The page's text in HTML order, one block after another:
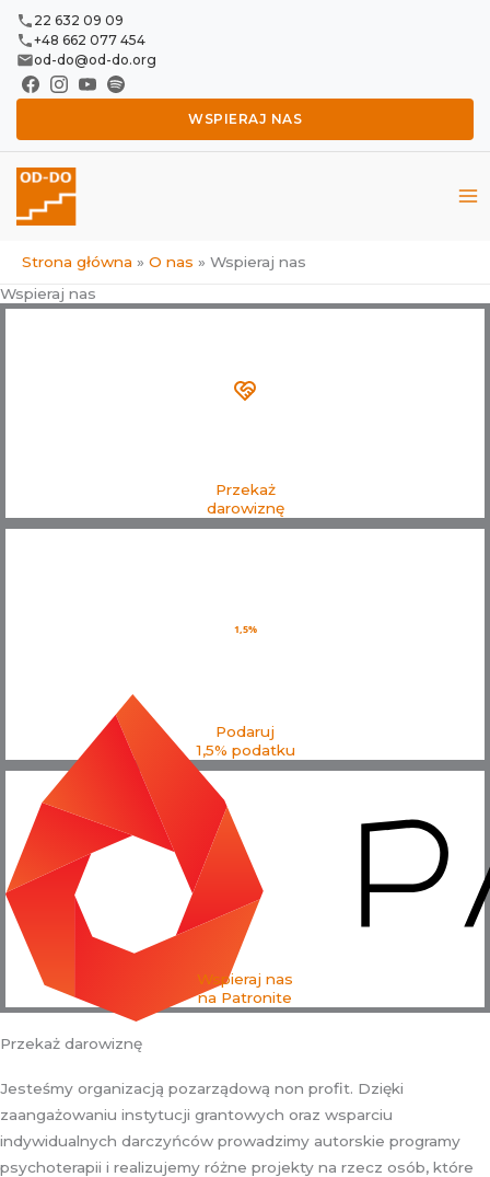
Przejdź
treści
22 632 09 09
+48 662 077 454
od-do@od-do.org
WSPIERAJ NAS
Strona główna O nas
Wspieraj nas
Wspieraj nas
Przekaż
darowiznę
1,5%
Podaruj
1,5% podatku
Wspieraj nas
na Patronite
Przekaż darowiznę
Jesteśmy organizacją pozarządową non profit. Dzięki
zaangażowaniu instytucji grantowych oraz wsparciu
indywidualnych darczyńców prowadzimy autorskie programy
psychoterapii i realizujemy różne projekty na rzecz osób, które